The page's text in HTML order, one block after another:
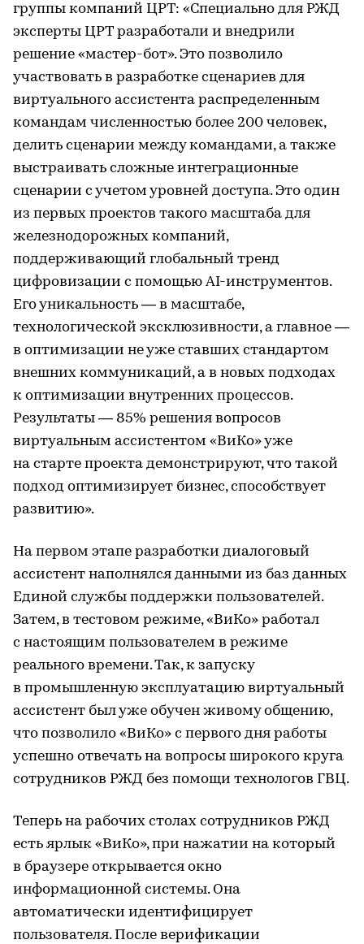
группы компаний ЦРТ: «Специально для РЖД
эксперты ЦРТ разработали и внедрили
решение «мастер-бот». Это позволило
участвовать в разработке сценариев для
виртуального ассистента распределенным
командам численностью более 200 человек,
делить сценарии между командами, а также
выстраивать сложные интеграционные
сценарии с учетом уровней доступа. Это один
из первых проектов такого масштаба для
железнодорожных компаний,
поддерживающий глобальный тренд
цифровизации с помощью AI-инструментов.
Его уникальность — в масштабе,
технологической эксклюзивности, а главное —
в оптимизации не уже ставших стандартом
внешних коммуникаций, а в новых подходах
к оптимизации внутренних процессов.
Результаты — 85% решения вопросов
виртуальным ассистентом «ВиКо» уже
на старте проекта демонстрируют, что такой
подход оптимизирует бизнес, способствует
развитию».
На первом этапе разработки диалоговый
ассистент наполнялся данными из баз данных
Единой службы поддержки пользователей.
Затем, в тестовом режиме, «ВиКо» работал
с настоящим пользователем в режиме
реального времени. Так, к запуску
в промышленную эксплуатацию виртуальный
ассистент был уже обучен живому общению,
что позволило «ВиКо» с первого дня работы
успешно отвечать на вопросы широкого круга
сотрудников РЖД без помощи технологов ГВЦ.
Теперь на рабочих столах сотрудников РЖД
есть ярлык «ВиКо», при нажатии на который
в браузере открывается окно
информационной системы. Она
автоматически идентифицирует
пользователя. После верификации